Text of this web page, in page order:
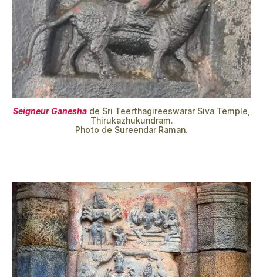
Seigneur Ganesha de Sri Teerthagireeswarar Siva Temple,
Thirukazhukundram.
Photo de Sureendar Raman.